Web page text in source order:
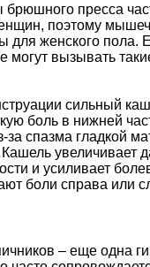
пресса
поэтому
для женского пола.
могут вызывать
сильный
боль в нижней
за спазма гладкой
увеличивает
и усиливает
боли справа или
– еще одна